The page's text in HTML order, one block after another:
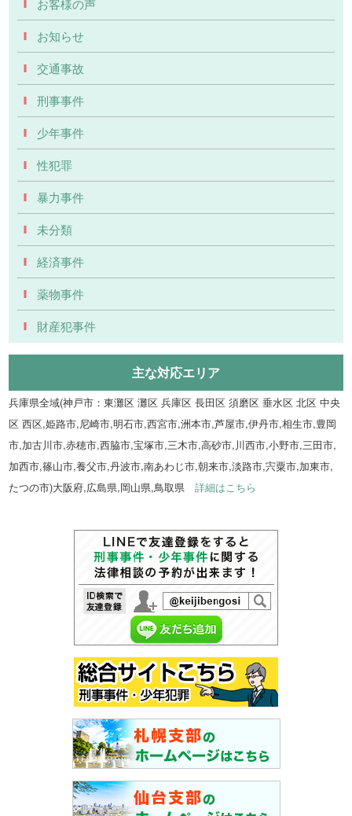
お客様の声
お知らせ
交通事故
刑事事件
少年事件
性犯罪
暴力事件
未分類
経済事件
薬物事件
財産犯事件
主な対応エリア
兵庫県全域(神戸市：東灘区 灘区 兵庫区 長田区 須磨区 垂水区 北区 中央
区 西区,姫路市,尼崎市,明石市,西宮市,洲本市,芦屋市,伊丹市,相生市,豊岡
市,加古川市,赤穂市,西脇市,宝塚市,三木市,高砂市,川西市,小野市,三田市,
加西市,篠山市,養父市,丹波市,南あわじ市,朝来市,淡路市,宍粟市,加東市,
たつの市)大阪府,広島県,岡山県,鳥取県詳細はこちら